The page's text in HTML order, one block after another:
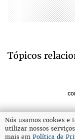
Tópicos
Nós usamos cookies e
utilizar nossos
mais em Política de